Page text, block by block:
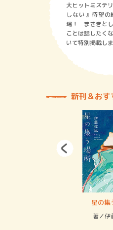
大ヒットミステ
しない』待望
場！ まさきと
ことは話したく
いて特別掲載しま
新刊＆お
星の集
著／伊